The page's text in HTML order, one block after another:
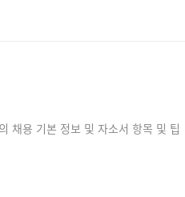
채용 기본 정보 및 자소서 항목 및 팁